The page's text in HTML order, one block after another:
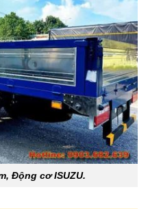
Động cơ ISUZU.